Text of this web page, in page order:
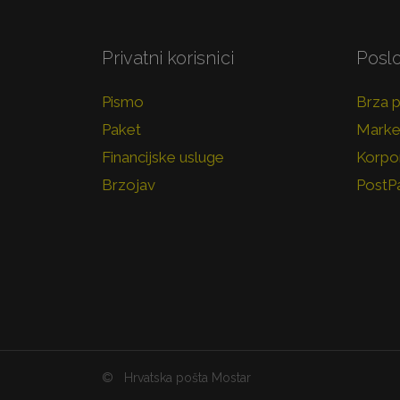
Privatni korisnici
Pismo
Paket
Financijske usluge
Brzojav
Brza
© Hrvatska pošta Mostar